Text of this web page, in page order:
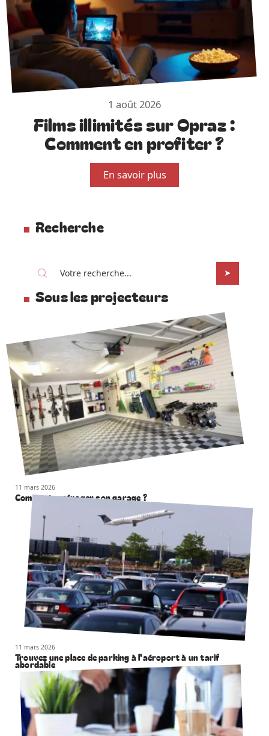
1 août 2026
Films illimités sur Opraz :
Comment en profiter ?
En savoir plus
Recherche
Sous les projecteurs
11 mars 2026
Comment aménager son garage ?
11 mars 2026
Trouvez une place de parking à l’aéroport à un tarif
abordable